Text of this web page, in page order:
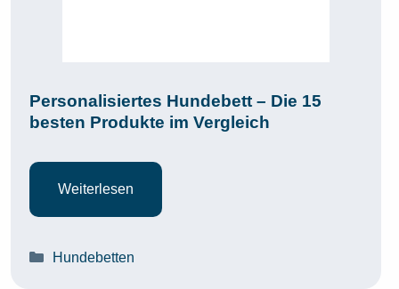
Personalisiertes Hundebett – Die 15
besten Produkte im Vergleich
Weiterlesen
Kategorien
Hundebetten